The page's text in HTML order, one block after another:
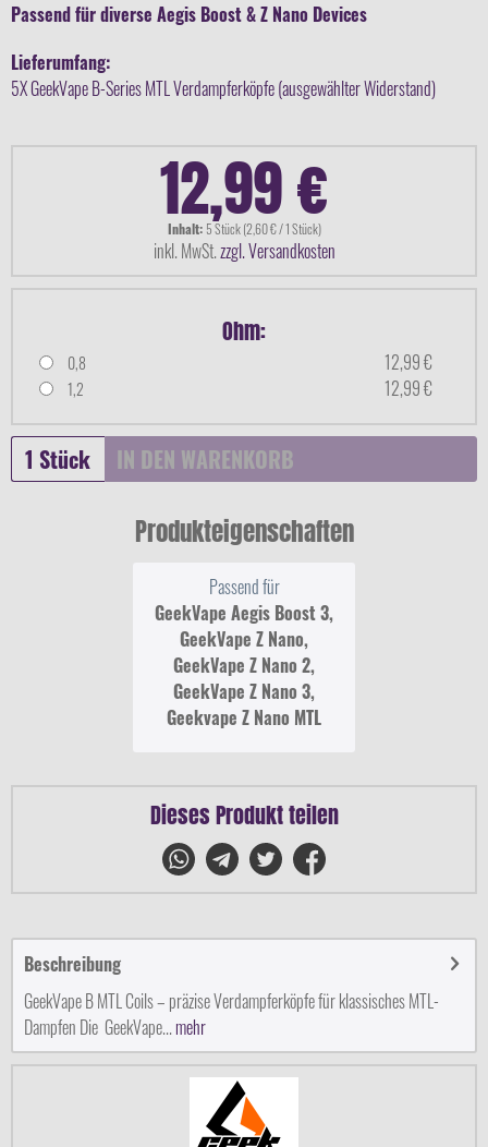
Passend für diverse Aegis Boost & Z Nano Devices
Lieferumfang:
5X GeekVape B-Series MTL Verdampferköpfe (ausgewählter Widerstand)
12,99 €
Inhalt: 5 Stück (2,60 € / 1 Stück)
inkl. MwSt.zzgl. Versandkosten
Ohm:
0,8 12,99 €
1,2 12,99 €
IN DEN WARENKORB
Produkteigenschaften
Passend für
GeekVape Aegis Boost 3,
GeekVape Z Nano,
GeekVape Z Nano 2,
GeekVape Z Nano 3,
Geekvape Z Nano MTL
Dieses Produkt teilen
Beschreibung
GeekVape B MTL Coils – präzise Verdampferköpfe für klassisches MTL-
Dampfen Die GeekVape...mehr